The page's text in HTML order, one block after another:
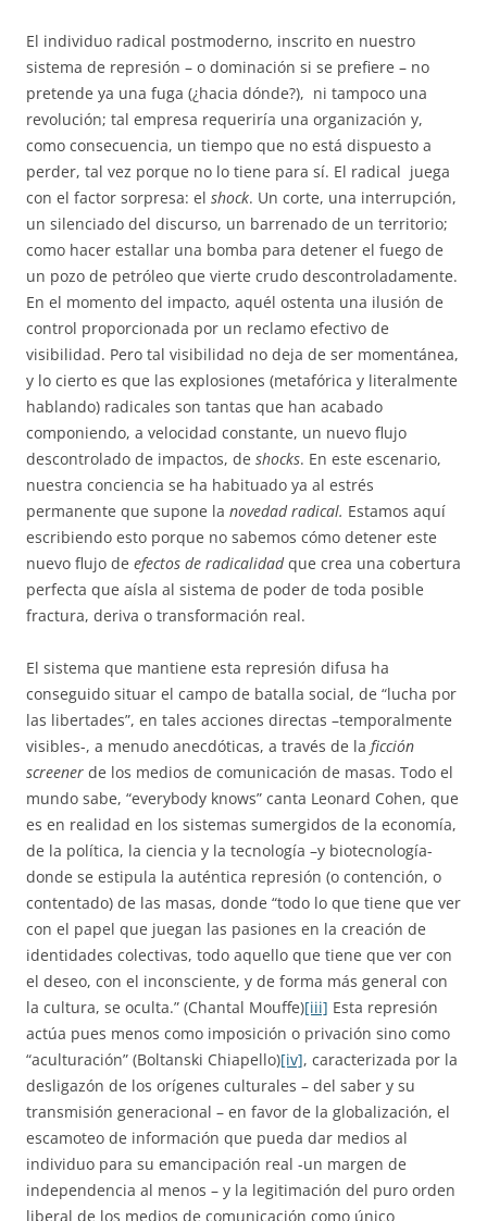
El individuo radical postmoderno, inscrito en nuestro
sistema de represión – o dominación si se prefiere – no
pretende ya una fuga (¿hacia dónde?), ni tampoco una
revolución; tal empresa requeriría una organización y,
como consecuencia, un tiempo que no está dispuesto a
perder, tal vez porque no lo tiene para sí. El radical juega
con el factor sorpresa: el shock. Un corte, una interrupción,
un silenciado del discurso, un barrenado de un territorio;
como hacer estallar una bomba para detener el fuego de
un pozo de petróleo que vierte crudo descontroladamente.
En el momento del impacto, aquél ostenta una ilusión de
control proporcionada por un reclamo efectivo de
visibilidad. Pero tal visibilidad no deja de ser momentánea,
y lo cierto es que las explosiones (metafórica y literalmente
hablando) radicales son tantas que han acabado
componiendo, a velocidad constante, un nuevo flujo
descontrolado de impactos, de shocks. En este escenario,
nuestra conciencia se ha habituado ya al estrés
permanente que supone la novedad radical. Estamos aquí
escribiendo esto porque no sabemos cómo detener este
nuevo flujo de efectos de radicalidadque crea una cobertura
perfecta que aísla al sistema de poder de toda posible
fractura, deriva o transformación real.
El sistema que mantiene esta represión difusa ha
conseguido situar el campo de batalla social, de “lucha por
las libertades”, en tales acciones directas –temporalmente
visibles-, a menudo anecdóticas, a través de la ficción
screener de los medios de comunicación de masas. Todo el
mundo sabe, “everybody knows” canta Leonard Cohen, que
es en realidad en los sistemas sumergidos de la economía,
de la política, la ciencia y la tecnología –y biotecnología-
donde se estipula la auténtica represión (o contención, o
contentado) de las masas, donde “todo lo que tiene que ver
con el papel que juegan las pasiones en la creación de
identidades colectivas, todo aquello que tiene que ver con
el deseo, con el inconsciente, y de forma más general con
la cultura, se oculta.” (Chantal Mouffe)[iii] Esta represión
actúa pues menos como imposición o privación sino como
“aculturación” (Boltanski Chiapello)[iv], caracterizada por la
desligazón de los orígenes culturales – del saber y su
transmisión generacional – en favor de la globalización, el
escamoteo de información que pueda dar medios al
individuo para su emancipación real -un margen de
independencia al menos – y la legitimación del puro orden
liberal de los medios de comunicación como único